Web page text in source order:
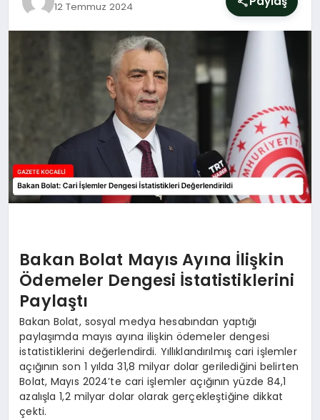
YAŞAM12 Temmuz 2024
Bakan Bolat Mayıs Ayına İlişkin
Ödemeler Dengesi İstatistiklerini
Paylaştı
Bakan Bolat, sosyal medya hesabından yaptığı
paylaşımda mayıs ayına ilişkin ödemeler dengesi
istatistiklerini değerlendirdi. Yıllıklandırılmış cari işlemler
açığının son 1 yılda 31,8 milyar dolar gerilediğini belirten
Bolat, Mayıs 2024’te cari işlemler açığının yüzde 84,1
azalışla 1,2 milyar dolar olarak gerçekleştiğine dikkat
çekti.